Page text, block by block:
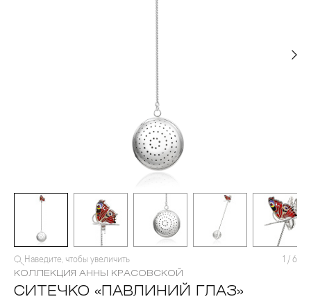
Наведите, чтобы увеличить 1 / 6
КОЛЛЕКЦИЯ АННЫ КРАСОВСКОЙ
СИТЕЧКО «ПАВЛИНИЙ ГЛАЗ»